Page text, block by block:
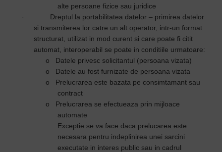
alte persoane fizice sau juridice
·
Dreptul la portabilitatea datelor – primirea datelor
si transmiterea lor catre un alt operator, intr-un format
structurat, utilizat in mod curent si care poate fi citit
automat, interoperabil se poate in conditiile urmatoare:
o
Datele privesc solicitantul (persoana vizata)
o
Datele au fost furnizate de persoana vizata
o
Prelucrarea este bazata pe consimtamant sau
contract
o
Prelucrarea se efectueaza prin mijloace
automate
Exceptie se va face daca prelucarea este
necesara pentru indeplinirea unei sarcini
executate in interes public sau in cadrul